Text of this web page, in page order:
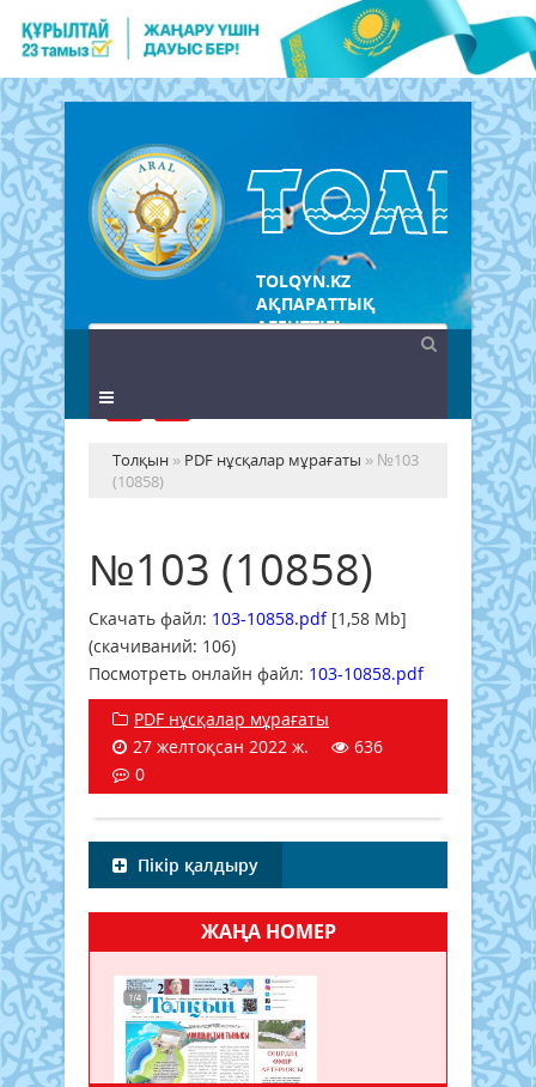
TOLQYN.KZ
АҚПАРАТТЫҚ
АГЕНТТІГІ
Толқын » PDF нұсқалар мұрағаты » №103
(10858)
№103 (10858)
Скачать файл: 103-10858.pdf[1,58 Mb]
(cкачиваний: 106)
Посмотреть онлайн файл: 103-10858.pdf
PDF нұсқалар мұрағаты
27 желтоқсан 2022 ж.
636
0
Пікір қалдыру
ЖАҢА НОМЕР